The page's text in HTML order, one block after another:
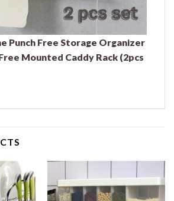
Punch Free Storage Organizer
Mounted Caddy Rack (2pcs